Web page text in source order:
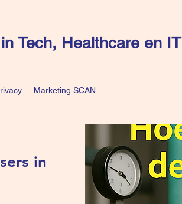
Tech, Healthcare en IT
Marketing SCAN
in